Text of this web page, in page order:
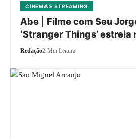
CINEMA E STREAMING
Abe | Filme com Seu
‘Stranger Things’ estreia
Redação2 Min Leitura